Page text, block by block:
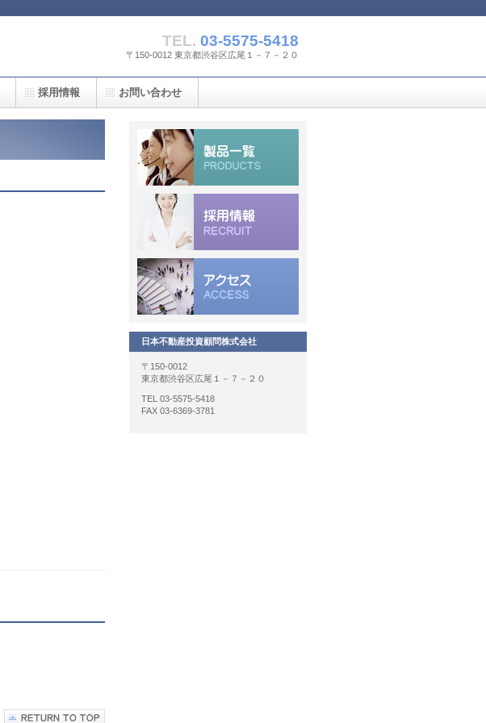
TEL. 03-5575-5418
〒150-0012 東京都渋谷区広尾１－７－２０
採用情報 お問い合わせ
日本不動産投資顧問株式会社
〒150-0012
東京都渋谷区広尾１－７－２０
TEL 03-5575-5418
FAX 03-6369-3781